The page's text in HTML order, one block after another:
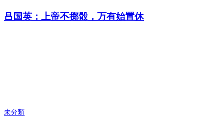
吕国英：上帝不掷骰，万有始置休
未分類